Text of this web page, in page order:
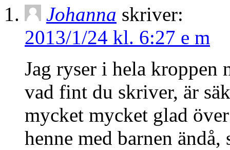
Johanna skriver:
2013/1/24 kl. 6:27 e m
Jag ryser i hela kroppen
vad fint du skriver, är
mycket mycket glad
henne med barnen